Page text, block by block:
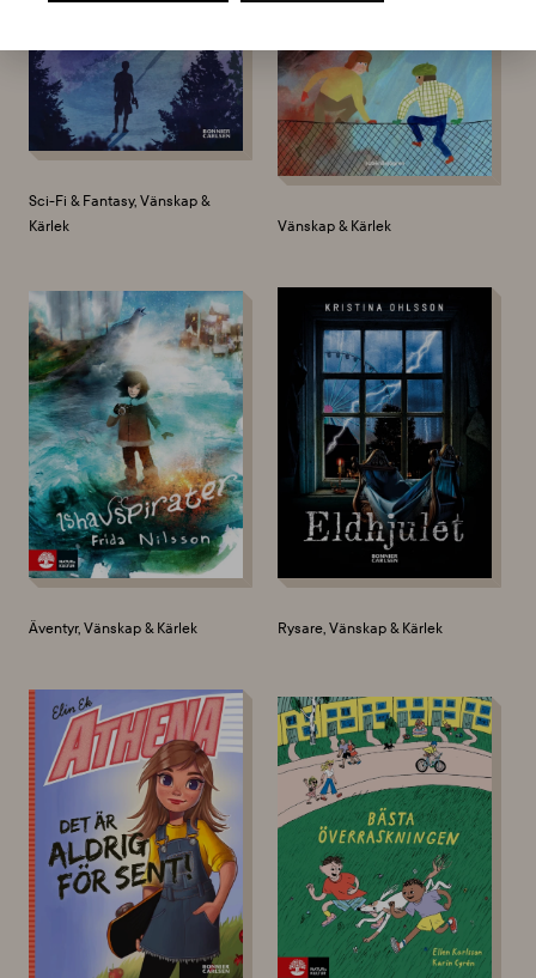
Sci-Fi & Fantasy, Vänskap &
Kärlek
Vänskap & Kärlek
Äventyr, Vänskap & Kärlek Rysare, Vänskap & Kärlek